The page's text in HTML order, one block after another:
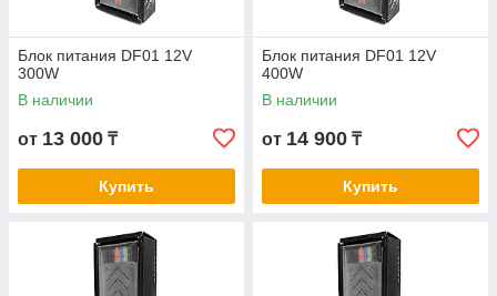
Блок питания DF01 12V
300W
В наличии
от 13 000 ₸
Купить
Блок питания DF01 12V
400W
В наличии
от 14 900 ₸
Купить